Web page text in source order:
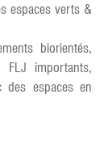
espaces verts &
biorientés,
FLJ importants,
des espaces en